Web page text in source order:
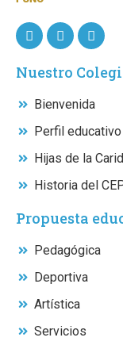
Nuestro
Bienvenida
Perfil
Hijas de la
Historia del
Propuesta
Pedagógica
Deportiva
Artística
Servicios